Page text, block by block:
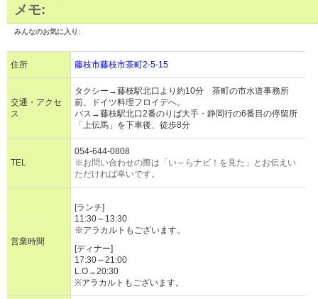
メモ:
みんなのお気に入り:
住所 藤枝市藤枝市茶町2-5-15
交通・アクセ
ス
タクシー→藤枝駅北口より約10分 茶町の市水道事務所
前、ドイツ料理フロイデへ。
バス→藤枝駅北口2番のりば大手・静岡行の6番目の停留所
「上伝馬」を下車後、徒歩8分
TEL
054-644-0808
※お問い合わせの際は「い～らナビ！を見た」とお伝えい
ただければ幸いです。
営業時間
[ランチ]
11:30～13:30
※アラカルトもございます。
[ディナー]
17:30～21:00
L.O→20:30
※アラカルトもございます。